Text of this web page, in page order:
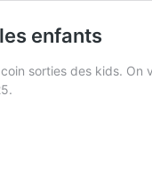
enfants
coin sorties des kids.